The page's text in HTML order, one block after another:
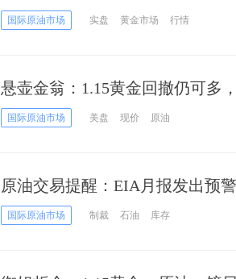
国际原油市场 实盘 黄金市场 行情
悬壶金翁：1.15黄金回撤仍可多
国际原油市场 美盘 现价 原油
原油交易提醒：EIA月报发出预
机会来了？
国际原油市场 制裁 石油 库存